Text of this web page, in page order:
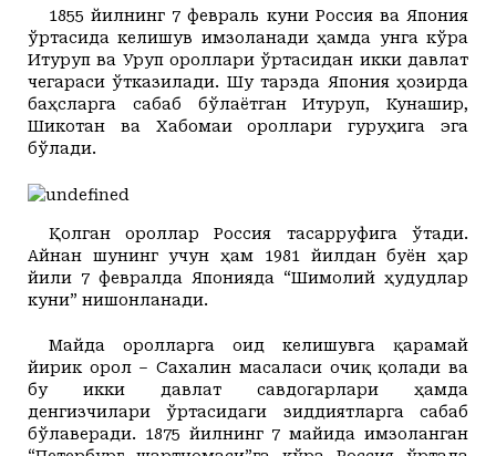
1855 йилнинг 7 февраль куни Россия ва Япония
ўртасида келишув имзоланади ҳамда унга кўра
Итуруп ва Уруп ороллари ўртасидан икки давлат
чегараси ўтказилади. Шу тарзда Япония ҳозирда
баҳсларга сабаб бўлаётган Итуруп, Кунашир,
Шикотан ва Хабомаи ороллари гуруҳига эга
бўлади.
Қолган ороллар Россия тасарруфига ўтади.
Айнан шунинг учун ҳам 1981 йилдан буён ҳар
йили 7 февралда Японияда “Шимолий ҳудудлар
куни” нишонланади.
Майда оролларга оид келишувга қарамай
йирик орол – Сахалин масаласи очиқ қолади ва
бу икки давлат савдогарлари ҳамда
денгизчилари ўртасидаги зиддиятларга сабаб
бўлаверади. 1875 йилнинг 7 майида имзоланган